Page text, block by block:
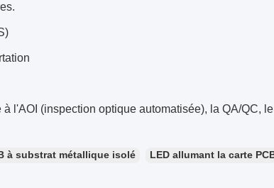
l'AOI (inspection optique automatisée), la QA/QC,
à substrat métallique isolé LED allumant la carte